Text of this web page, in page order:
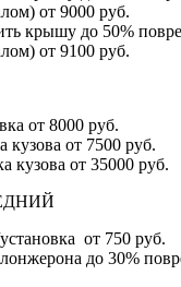
от 9000 руб.
крышу до 50%
от 9100 руб.
от 8000 руб.
кузова от 7500 руб.
кузова от 35000 руб.
от 750 руб.
до 30%